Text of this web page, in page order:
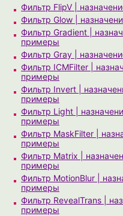
Фильтр FlipV |
Фильтр Glow |
Фильтр Gradient |
примеры
Фильтр Gray |
Фильтр ICMFilter |
примеры
Фильтр Invert |
примеры
Фильтр Light |
примеры
Фильтр MaskFilter |
примеры
Фильтр Matrix |
примеры
Фильтр MotionBlur |
примеры
Фильтр RevealTrans |
примеры